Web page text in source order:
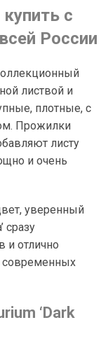
с
России
листвой и
плотные, с
Прожилки
листу
и очень
уверенный
сразу
и отлично
современных
‘Dark